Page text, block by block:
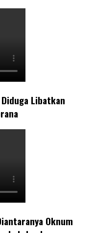
Libatkan
Oknum